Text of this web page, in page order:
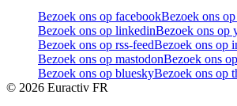
Bezoek ons op facebookBezoek ons
Bezoek ons op linkedinBezoek ons op
Bezoek ons op rss-feedBezoek ons op
Bezoek ons op mastodonBezoek ons
Bezoek ons op blueskyBezoek ons op
© 2026 Euractiv FR